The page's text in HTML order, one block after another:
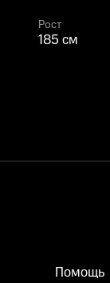
Рост
185 см
Помощь